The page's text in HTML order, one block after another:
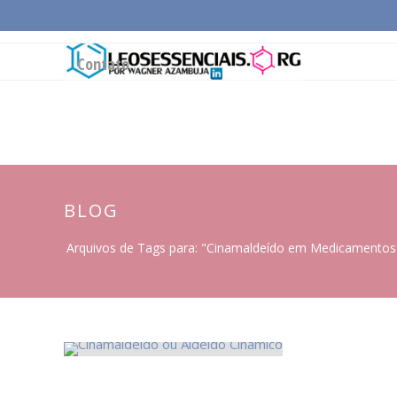
Contato
BLOG
Arquivos de Tags para: "Cinamaldeído em